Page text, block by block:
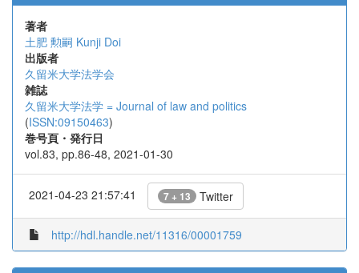
著者
土肥 勲嗣 Kunji Doi
出版者
久留米大学法学会
雑誌
久留米大学法学 = Journal of law and politics
(ISSN:09150463)
巻号頁・発行日
vol.83, pp.86-48, 2021-01-30
2021-04-23 21:57:41 7 + 13 Twitter
http://hdl.handle.net/11316/00001759